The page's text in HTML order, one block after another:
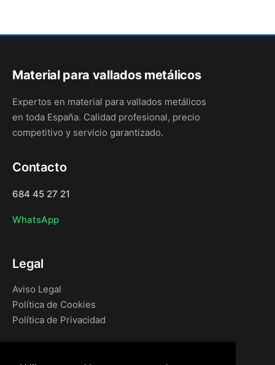
Material para vallados metálicos
Expertos en material para vallados metálicos
en toda España. Calidad profesional, precio
competitivo y servicio garantizado.
Contacto
684 45 27 21
WhatsApp
Legal
Aviso Legal
Política de Cookies
Política de Privacidad